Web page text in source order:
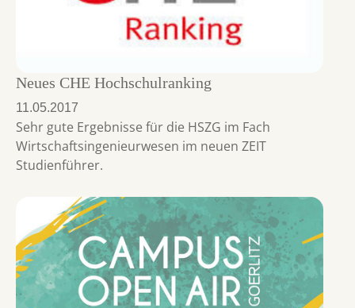
Neues CHE Hochschulranking
11.05.2017
Sehr gute Ergebnisse für die HSZG im Fach
Wirtschaftsingenieurwesen im neuen ZEIT
Studienführer.